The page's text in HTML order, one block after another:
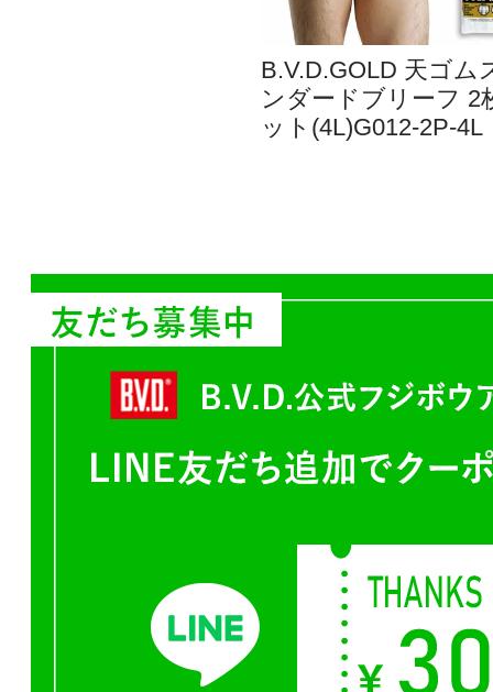
B.V.D.GOLD 天ゴム
ンダードブリーフ 2
ット(4L)G012-2P-4L